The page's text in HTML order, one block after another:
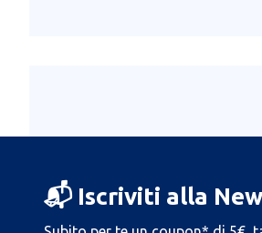
📬 Iscriviti alla